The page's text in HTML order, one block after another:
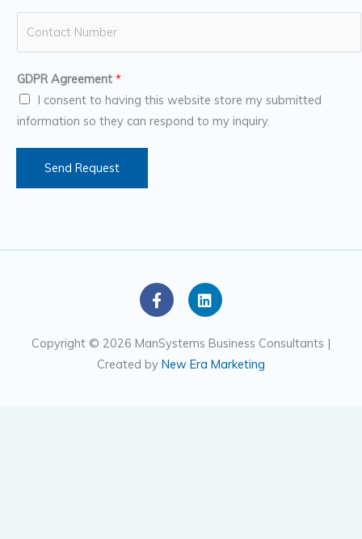
*
b
e
r
s
GDPR Agreement *
I consent to having this website store my submitted
information so they can respond to my inquiry.
Send Request
F
a
c
e
b
o
L
i
n
k
e
d
Copyright © 2026 ManSystems Business Consultants |
Created by New Era Marketing